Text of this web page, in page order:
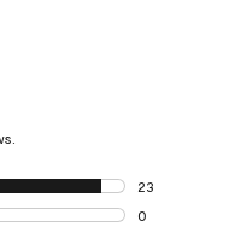
23
23 reviews with
0